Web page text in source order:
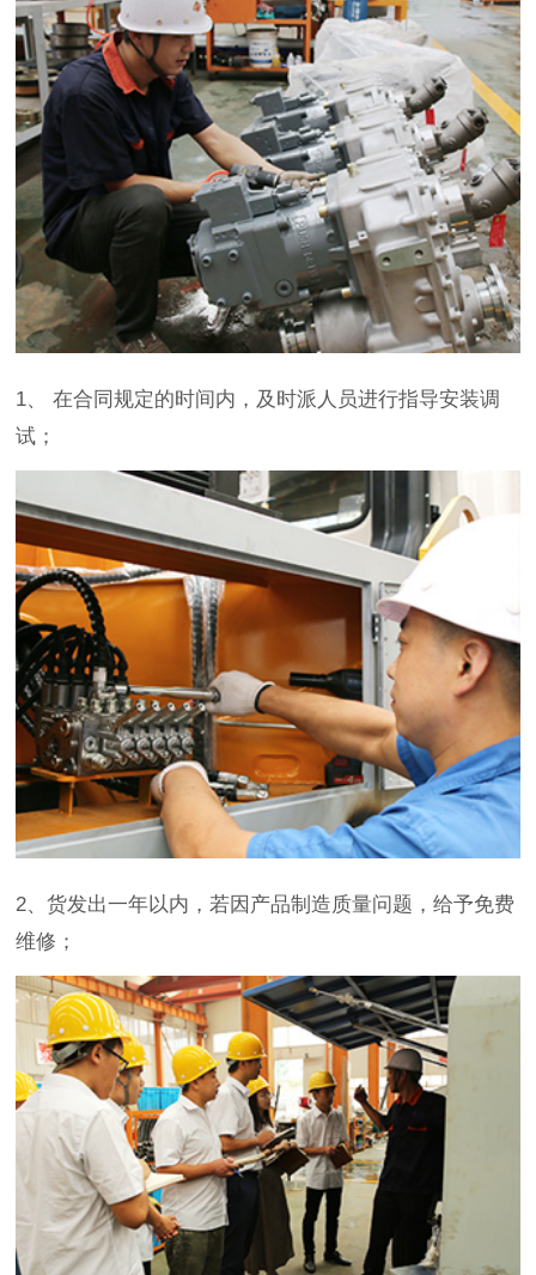
1、 在合同规定的时间内，及时派人员进行指导安装调
试；
2、货发出一年以内，若因产品制造质量问题，给予免费
维修；